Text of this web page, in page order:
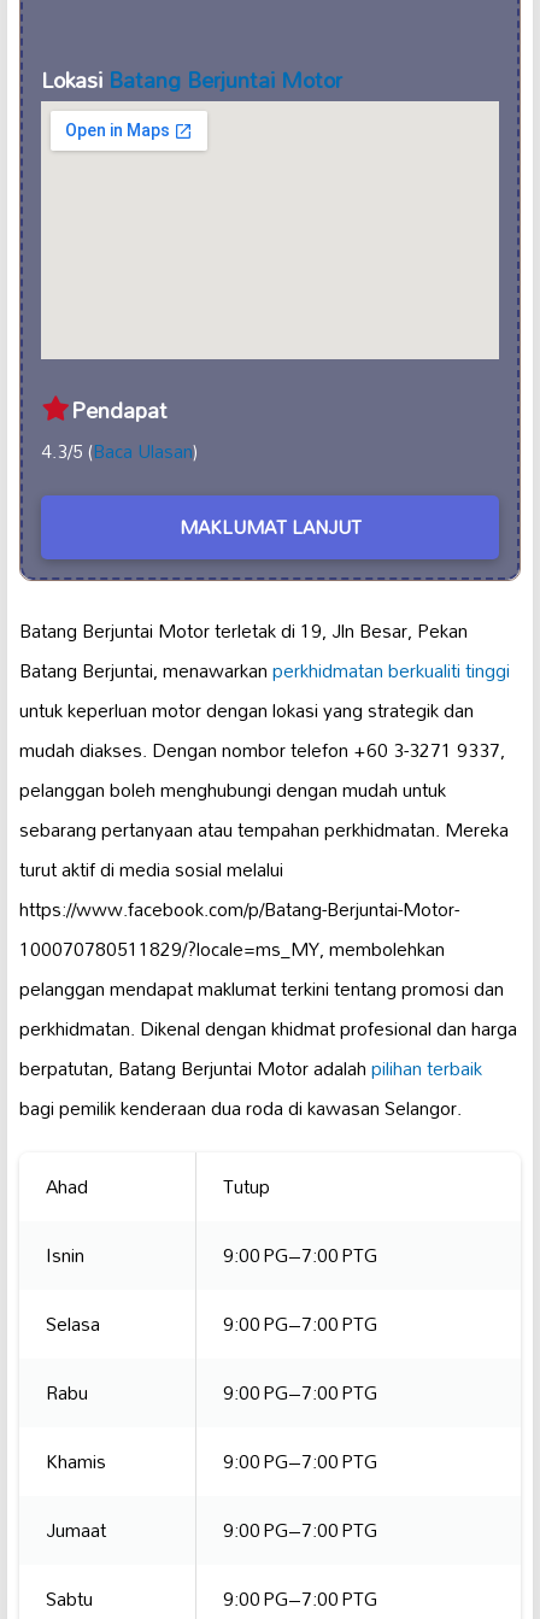
LokasiBatang Berjuntai Motor
Pendapat
4.3/5 (Baca Ulasan)
MAKLUMAT LANJUT
Batang Berjuntai Motor terletak di 19, Jln Besar, Pekan
Batang Berjuntai, menawarkanperkhidmatan berkualiti tinggi
untuk keperluan motor dengan lokasi yang strategik dan
mudah diakses. Dengan nombor telefon +60 3-3271 9337,
pelanggan boleh menghubungi dengan mudah untuk
sebarang pertanyaan atau tempahan perkhidmatan. Mereka
turut aktif di media sosial melalui
https://www.facebook.com/p/Batang-Berjuntai-Motor-
100070780511829/?locale=ms_MY, membolehkan
pelanggan mendapat maklumat terkini tentang promosi dan
perkhidmatan. Dikenal dengan khidmat profesional dan harga
berpatutan, Batang Berjuntai Motor adalahpilihan terbaik
bagi pemilik kenderaan dua roda di kawasan Selangor.
Ahad
Tutup
Isnin
9:00 PG–7:00 PTG
Selasa
9:00 PG–7:00 PTG
Rabu
9:00 PG–7:00 PTG
Khamis
9:00 PG–7:00 PTG
Jumaat
9:00 PG–7:00 PTG
Sabtu
9:00 PG–7:00 PTG